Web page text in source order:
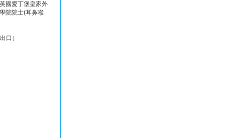
國愛丁堡皇家外
院院士(耳鼻喉
口）